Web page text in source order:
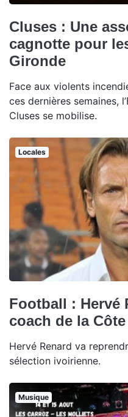
Cluses : Une
cagnotte pour
Gironde
Face aux violents
ces dernières semaines,
Cluses se mobilise.
Locales
Football : Hervé
coach de la
Hervé Renard va
sélection ivoirienne.
Musique